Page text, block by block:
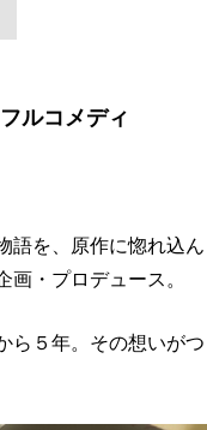
ルコメディ
語を、原作に惚れ込ん
・プロデュース。
ら５年。その想いがつ